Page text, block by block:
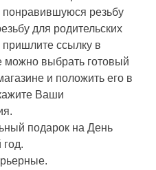
резьбу
для родительских
пришлите ссылку в
можно выбрать готовый
и положить его в
Ваши
подарок на День